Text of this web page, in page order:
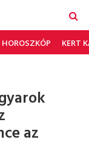
HOROSZKÓP KERT
az